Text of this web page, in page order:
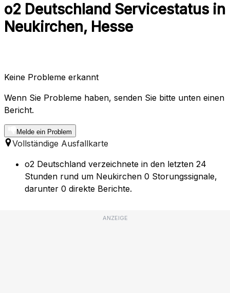
o2 Deutschland Servicestatus in
Neukirchen, Hesse
Keine Probleme erkannt
Wenn Sie Probleme haben, senden Sie bitte unten einen
Bericht.
Melde ein Problem
Vollständige Ausfallkarte
o2 Deutschland verzeichnete in den letzten 24
Stunden rund um Neukirchen 0 Storungssignale,
darunter 0 direkte Berichte.
ANZEIGE